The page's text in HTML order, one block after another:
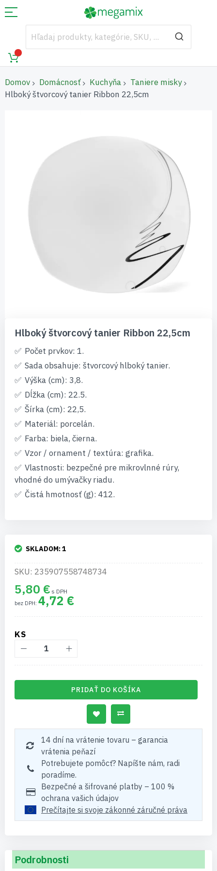
Domov Domácnosť Kuchyňa
Taniere misky
Hlboký štvorcový tanier Ribbon 22,5cm
začiatok
galérie
obrázkov
Hlboký štvorcový tanier Ribbon 22,5cm
Počet prvkov: 1.
Sada obsahuje: štvorcový hlboký tanier.
Výška (cm): 3,8.
Dĺžka (cm): 22.5.
Šírka (cm): 22,5.
Materiál: porcelán.
Farba: biela, čierna.
Vzor / ornament / textúra: grafika.
Vlastnosti: bezpečné pre mikrovlnné rúry,
vhodné do umývačky riadu.
Čistá hmotnosť (g): 412.
SKLADOM:1
SKU: 235907558748734
5,80 €
4,72 €
KS
PRIDAŤ DO KOŠÍKA
14 dní na vrátenie tovaru – garancia
vrátenia peňazí
Potrebujete pomôcť? Napíšte nám, radi
poradíme.
Bezpečné a šifrované platby – 100 %
ochrana vašich údajov
Prečítajte si svoje zákonné záručné práva
Podrobnosti